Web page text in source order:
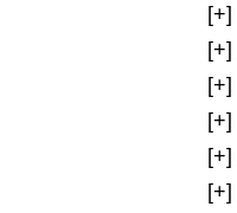
[+]
[+]
[+]
[+]
[+]
[+]